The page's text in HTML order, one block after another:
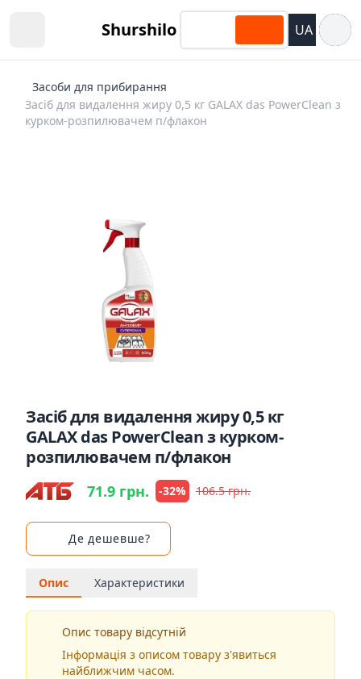
Shurshilo UA
Засоби для прибирання
Засіб для видалення жиру 0,5 кг GALAX das PowerClean з
курком-розпилювачем п/флакон
Засіб для видалення жиру 0,5 кг
GALAX das PowerClean з курком-
розпилювачем п/флакон
71.9 грн. -32% 106.5 грн.
Де дешевше?
Опис Характеристики
Опис товару відсутній
Інформація з описом товару з'явиться
найближчим часом.